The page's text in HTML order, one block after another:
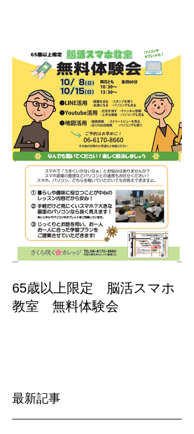
65歳以上限定 脳活スマホ
教室 無料体験会
最新記事